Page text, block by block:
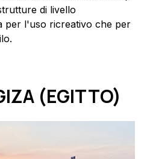
di livello
per l'uso ricreativo che per
(EGITTO)